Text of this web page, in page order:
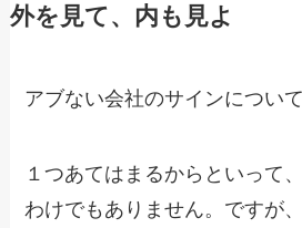
外を見て、内も見よ
アブない会社のサインについ
１つあてはまるからといって
わけでもありません。ですが